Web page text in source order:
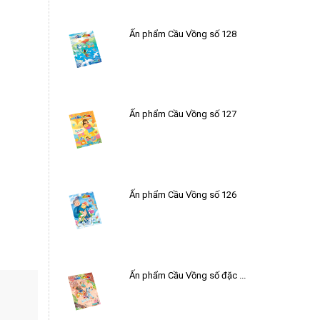
Ấn phẩm Cầu Vồng số 128
Ấn phẩm Cầu Vồng số 127
Ấn phẩm Cầu Vồng số 126
Ấn phẩm Cầu Vồng số đặc biệt Tết 2026